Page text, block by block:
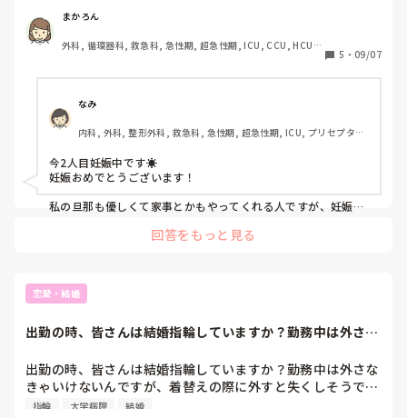
病欠も有給をとりやすい職場になってほしいと思います。
さらに、子供を産み育てやすい世の中になってほしいと切に
て思うことが多々あります。
父親はなかなか親としての自覚が芽生えないと言いますが、
このままでいるのがちょっと辛いです。気づいたことは出来
か？
まかろん
外科, 循環器科, 救急科, 急性期, 超急性期, ICU, CCU, HCU,
5 ・ 09/07
なみ
内科, 外科, 整形外科, 救急科, 急性期, 超急性期, ICU, プリセプター,
今2人目妊娠中です☀︎
妊娠おめでとうございます！
私の旦那も優しくて家事とかもやってくれる人ですが、妊娠に
父親はなかなか親としての自覚は芽生えないと言うのも、産後
とにかく繰り返し言ったり、気にかけて欲しいことをリストア
産後のガルガル期や情緒不安定もホルモンの影響であって嫌い
産後に気にかけて欲しいことをリストアップしてもうちの旦那
は抜けてました😂家事とかはやってくれるけど、気にして欲し
いところが違うみたいな。
ふぁいとです👏🏻
回答をもっと見る
恋愛・結婚
出勤の時、皆さんは結婚指輪していますか？勤務中は外さな
出勤の時、皆さんは結婚指輪していますか？勤務中は外さな
きゃいけないんですが、着替えの際に外すと失くしそうで…
外してるときは、どうやって管理してるか、聞きたいです☺️
指輪 大学病院 結婚